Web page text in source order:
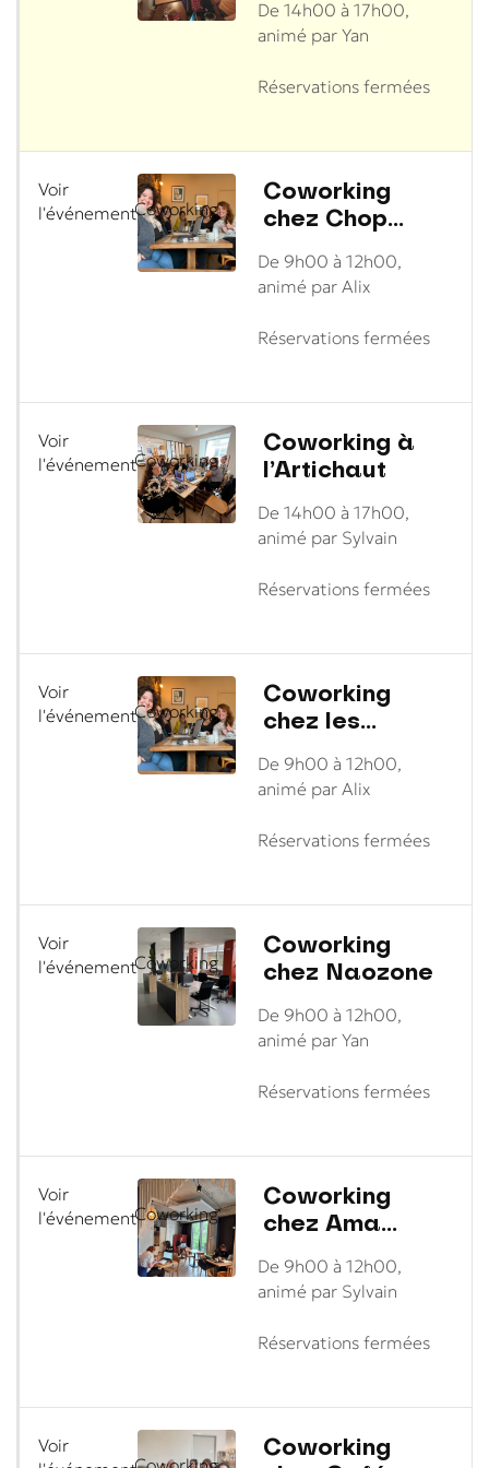
De 14h00 à 17h00,
animé par Yan
Réservations fermées
Voir
l'événementCoworking
Coworking
chez Chop
De 9h00 à 12h00,
animé par Alix
Réservations fermées
Voir
l'événementCoworking
Coworking à
l’Artichaut
De 14h00 à 17h00,
animé par Sylvain
Réservations fermées
Voir
l'événementCoworking
Coworking
chez les
De 9h00 à 12h00,
animé par Alix
Réservations fermées
Voir
l'événementCoworking
Coworking
chez Naozone
De 9h00 à 12h00,
animé par Yan
Réservations fermées
Voir
l'événementCoworking
Coworking
chez Ama
De 9h00 à 12h00,
animé par Sylvain
Réservations fermées
Voir
Coworking